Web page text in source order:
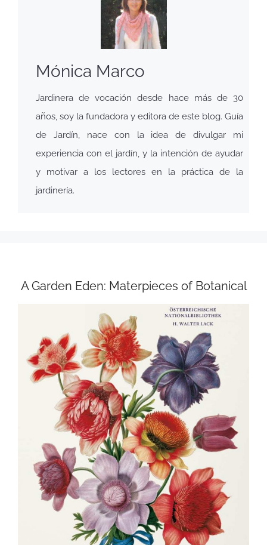
Mónica Marco
Jardinera de vocación desde hace más de 30
años, soy la fundadora y editora de este blog. Guía
de Jardín, nace con la idea de divulgar mi
experiencia con el jardín, y la intención de ayudar
y motivar a los lectores en la práctica de la
jardinería.
A Garden Eden: Materpieces of Botanical